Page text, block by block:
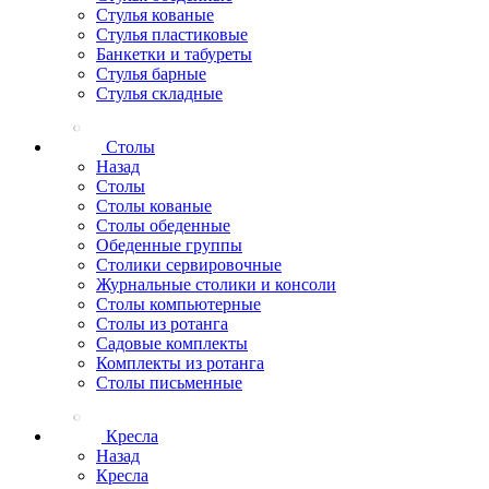
Стулья кованые
Стулья пластиковые
Банкетки и табуреты
Стулья барные
Стулья складные
Столы
Назад
Столы
Столы кованые
Столы обеденные
Обеденные группы
Столики сервировочные
Журнальные столики и консоли
Столы компьютерные
Столы из ротанга
Садовые комплекты
Комплекты из ротанга
Столы письменные
Кресла
Назад
Кресла